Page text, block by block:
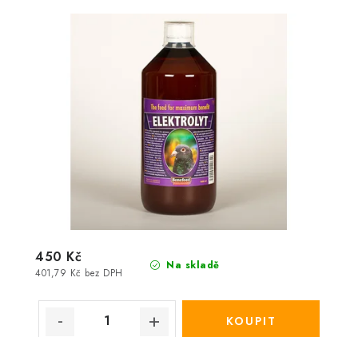
Na skladě
401,79 Kč bez DPH
450 Kč